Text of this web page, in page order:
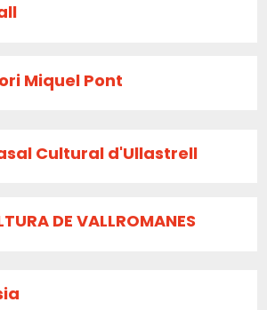
Miquel Pont
Cultural d'Ullastrell
DE VALLROMANES